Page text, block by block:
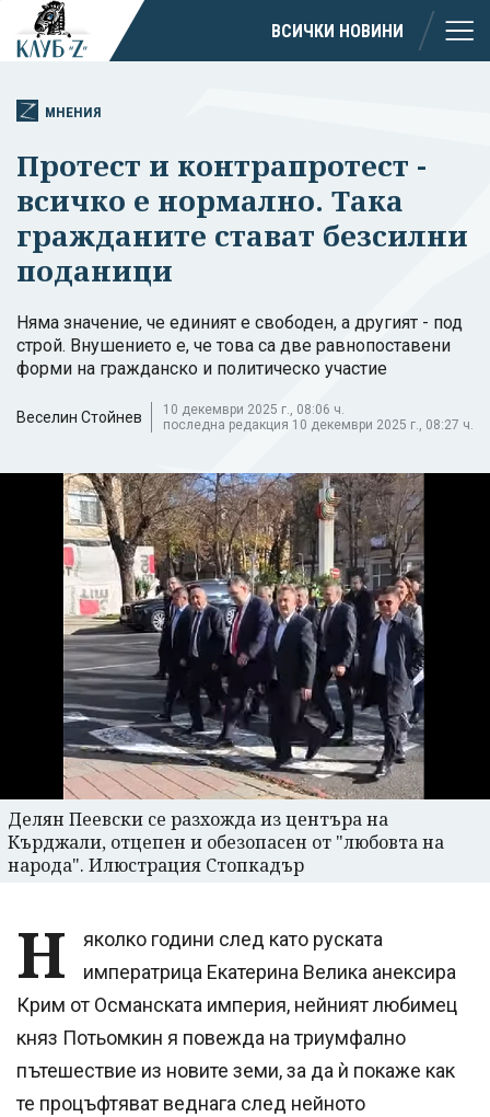
ВСИЧКИ НОВИНИ
МНЕНИЯ
Протест и контрапротест -
всичко е нормално. Така
гражданите стават безсилни
поданици
Няма значение, че единият е свободен, а другият - под
строй. Внушението е, че това са две равнопоставени
форми на гражданско и политическо участие
Веселин Стойнев
10 декември 2025 г., 08:06 ч.
последна редакция 10 декември 2025 г., 08:27 ч.
Делян Пеевски се разхожда из центъра на
Кърджали, отцепен и обезопасен от "любовта на
народа". Илюстрация Стопкадър
Н
яколко години след като руската
императрица Екатерина Велика анексира
Крим от Османската империя, нейният любимец
княз Потьомкин я повежда на триумфално
пътешествие из новите земи, за да ѝ покаже как
те процъфтяват веднага след нейното